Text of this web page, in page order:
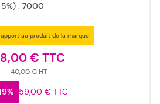
: 7000
au produit de la marque
€
40,00 €
59,00 €